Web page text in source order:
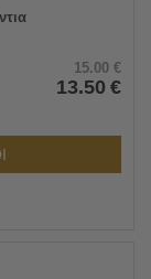
15.00 €
13.50 €